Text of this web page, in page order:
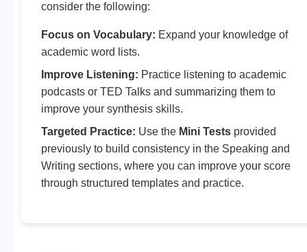
consider the following:
Focus on Vocabulary: Expand your knowledge of
academic word lists.
Improve Listening: Practice listening to academic
podcasts or TED Talks and summarizing them to
improve your synthesis skills.
Targeted Practice: Use the Mini Tests provided
previously to build consistency in the Speaking and
Writing sections, where you can improve your score
through structured templates and practice.